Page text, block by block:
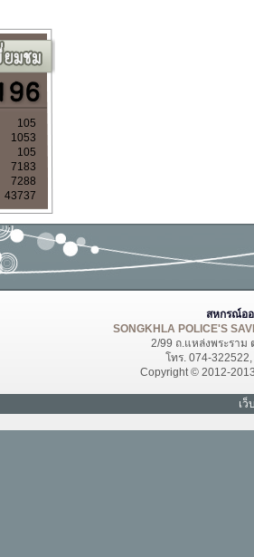
105
1053
105
7183
7288
43737
สหกรณ์อ
SONGKHLA POLICE'S
2/99 ถ.แหล่งพระราม
โทร. 074-
Copyright © 2012-
เ